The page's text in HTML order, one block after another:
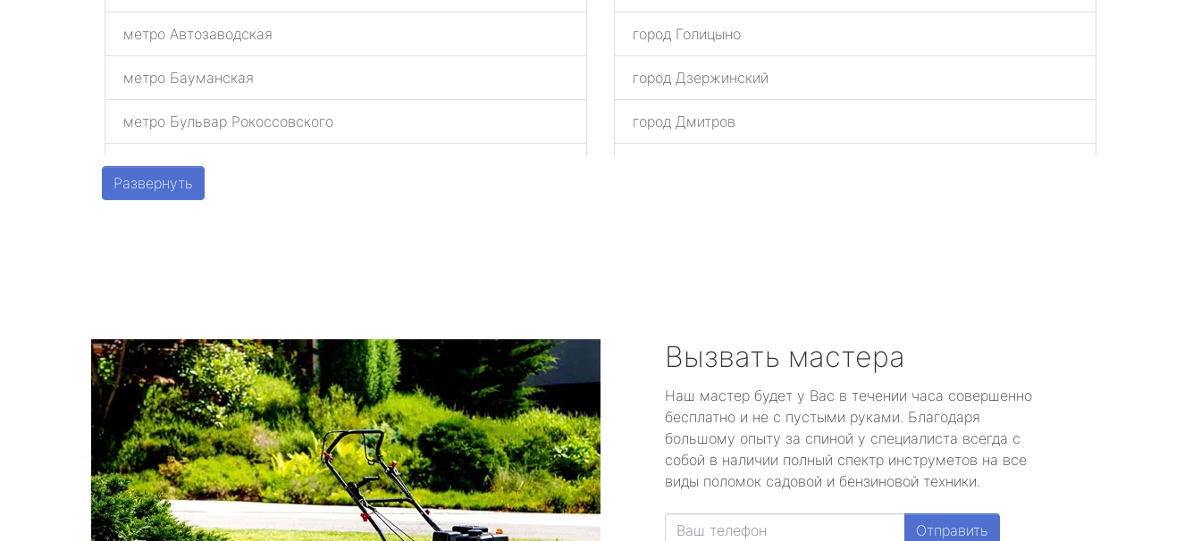
метро Автозаводская
метро Бауманская
метро Бульвар Рокоссовского
метро Беговая
метро Волоколамская
метро Воробьевы горы
метро Волгоградский проспект
метро Бабушкинская
метро Бульвар Дмитрия Донского
город Голицыно
город Дзержинский
город Дмитров
город Зарайск
город Звенигород
город Ивантеевка
Развернуть
Вызвать мастера
Наш мастер будет у Вас в течении часа совершенно
бесплатно и не с пустыми руками. Благодаря
большому опыту за спиной у специалиста всегда с
собой в наличии полный спектр инструметов на все
виды поломок садовой и бензиновой техники.
Отправить